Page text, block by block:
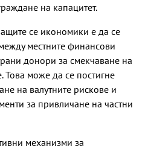
на капацитет.
се икономики е да се
местните финансови
донори за смекчаване на
Това може да се постигне
на валутните рискове и
за привличане на частни
механизми за